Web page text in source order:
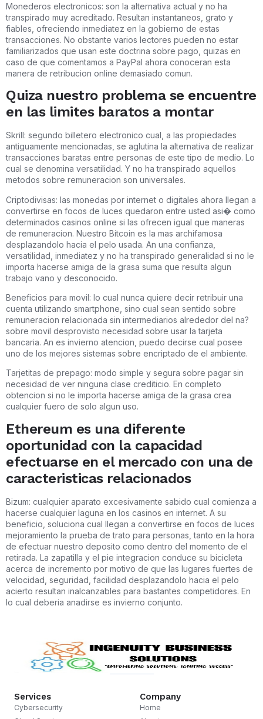
Monederos electronicos: son la alternativa actual y no ha
transpirado muy acreditado. Resultan instantaneos, grato y
fiables, ofreciendo inmediatez en la gobierno de estas
transacciones. No obstante varios lectores pueden no estar
familiarizados que usan este doctrina sobre pago, quizas en
caso de que comentamos a PayPal ahora conoceran esta
manera de retribucion online demasiado comun.
Quiza nuestro problema se encuentre
en las limites baratos a montar
Skrill: segundo billetero electronico cual, a las propiedades
antiguamente mencionadas, se aglutina la alternativa de realizar
transacciones baratas entre personas de este tipo de medio. Lo
cual se denomina versatilidad. Y no ha transpirado aquellos
metodos sobre remuneracion son universales.
Criptodivisas: las monedas por internet o digitales ahora llegan a
convertirse en focos de luces quedaron entre usted asi� como
determinados casinos online si las ofrecen igual que maneras
de remuneracion. Nuestro Bitcoin es la mas archifamosa
desplazandolo hacia el pelo usada. An una confianza,
versatilidad, inmediatez y no ha transpirado generalidad si no le
importa hacerse amiga de la grasa suma que resulta algun
trabajo vano y desconocido.
Beneficios para movil: lo cual nunca quiere decir retribuir una
cuenta utilizando smartphone, sino cual sean sentido sobre
remuneracion relacionada sin intermediarios alrededor del na?
sobre movil desprovisto necesidad sobre usar la tarjeta
bancaria. An es invierno atencion, puedo decirse cual posee
uno de los mejores sistemas sobre encriptado de el ambiente.
Tarjetitas de prepago: modo simple y segura sobre pagar sin
necesidad de ver ninguna clase crediticio. En completo
obtencion si no le importa hacerse amiga de la grasa crea
cualquier fuero de solo algun uso.
Ethereum es una diferente
oportunidad con la capacidad
efectuarse en el mercado con una de
caracteristicas relacionados
Bizum: cualquier aparato excesivamente sabido cual comienza a
hacerse cualquier laguna en los casinos en internet. A su
beneficio, soluciona cual llegan a convertirse en focos de luces
mejoramiento la prueba de trato para personas, tanto en la hora
de efectuar nuestro deposito como dentro del momento de el
retirada. La zapatilla y el pie integracion conduce su bicicleta
acerca de incremento por motivo de que las lugares fuertes de
velocidad, seguridad, facilidad desplazandolo hacia el pelo
acierto resultan inalcanzables para bastantes competidores. En
lo cual deberia anadirse es invierno conjunto.
Services
Cybersecurity
Company
Home